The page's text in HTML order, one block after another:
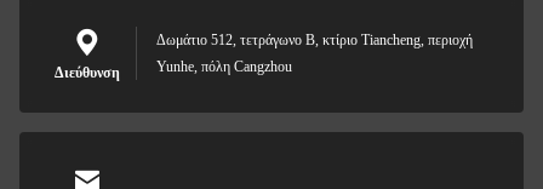
Διεύθυνση
Δωμάτιο 512, τετράγωνο Β, κτίριο Tiancheng, περιοχή
Yunhe, πόλη Cangzhou